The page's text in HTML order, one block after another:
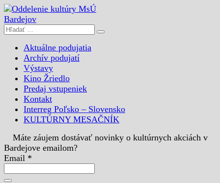
Aktuálne podujatia
Archív podujatí
Výstavy
Kino Žriedlo
Predaj vstupeniek
Kontakt
Interreg Poľsko – Slovensko
KULTÚRNY MESAČNÍK
Máte záujem dostávať novinky o kultúrnych akciách v
Bardejove emailom?
Email *